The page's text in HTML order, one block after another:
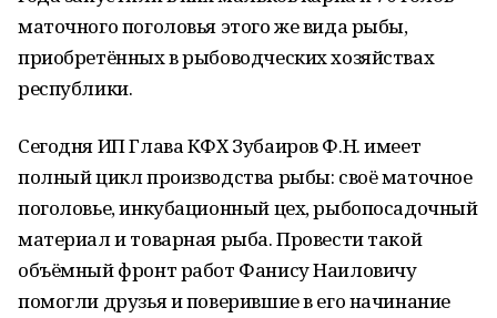
маточного поголовья этого же вида рыбы,
приобретённых в рыбоводческих хозяйствах
республики.
Сегодня ИП Глава КФХ Зубаиров Ф.Н. имеет
полный цикл производства рыбы: своё маточное
поголовье, инкубационный цех, рыбопосадочный
материал и товарная рыба. Провести такой
объёмный фронт работ Фанису Наиловичу
помогли друзья и поверившие в его начинание